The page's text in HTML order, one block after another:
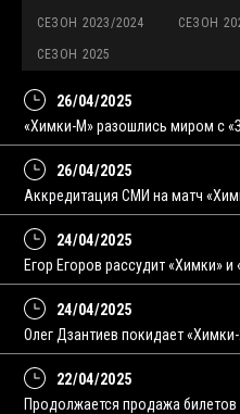
СЕЗОН 2023/2024 СЕЗОН
СЕЗОН 2025
26/04/2025
«Химки-М» разошлись миром с
26/04/2025
Аккредитация СМИ на матч
24/04/2025
Егор Егоров рассудит «Химки» и
24/04/2025
Олег Дзантиев покидает
22/04/2025
Продолжается продажа